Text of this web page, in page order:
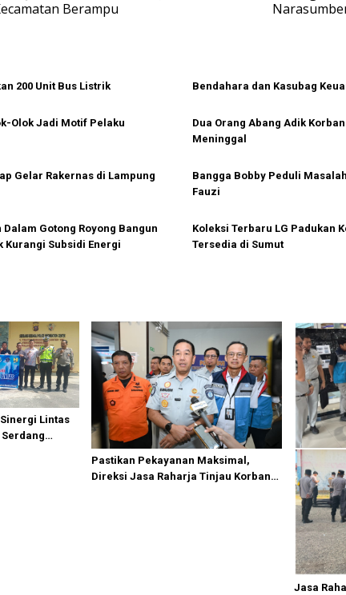
Berampu
200 Unit Bus Listrik Bendahara dan Kasubag
Olok Jadi Motif Pelaku
Dua Orang Abang Adik
Meninggal
Gelar Rakernas di Lampung
Bangga Bobby Peduli
Fauzi
Gotong Royong Bangun
Kurangi Subsidi Energi
Koleksi Terbaru LG Padukan
Tersedia di Sumut
Lintas
Pastikan Pekayanan Maksimal,
Direksi Jasa Raharja Tinjau Korban
Jasa